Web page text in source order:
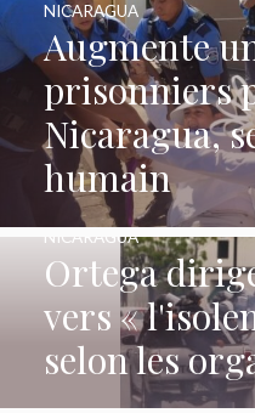
Augmente
prisonniers
Nicaragua,
humain
NICARAGUA
Ortega
vers «
selon les
NICARAGUA